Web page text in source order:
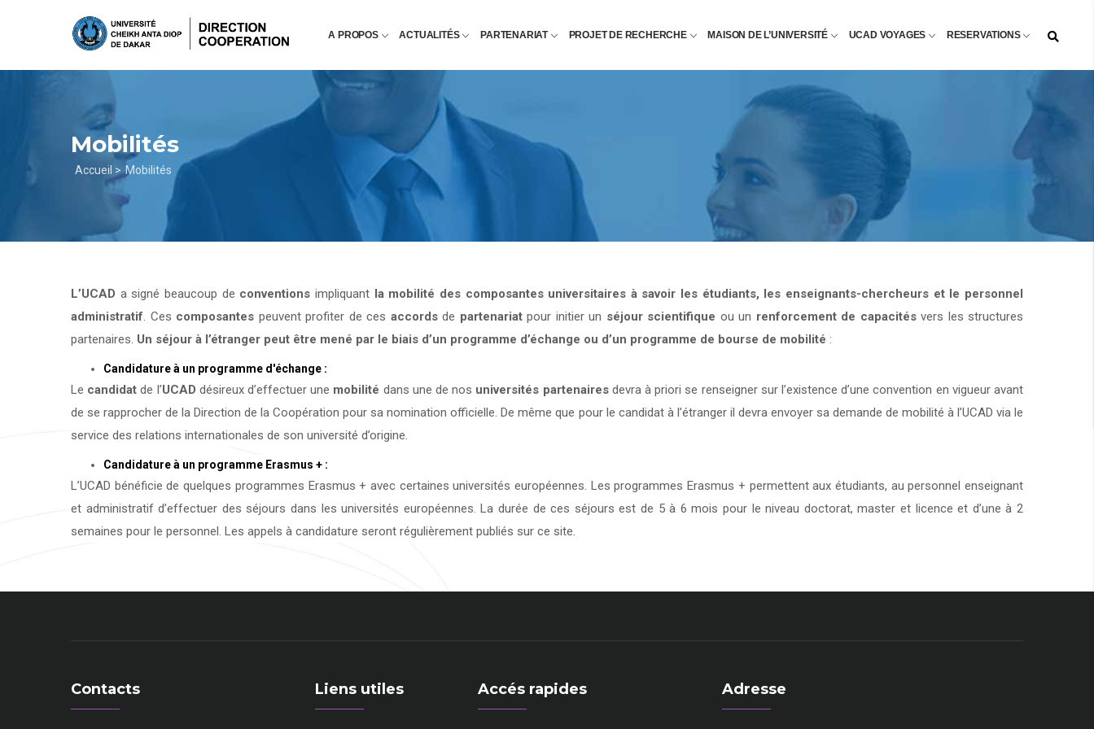
principal
A PROPOS ACTUALITÉS PARTENARIAT PROJET DE RECHERCHE MAISON DE L’UNIVERSITÉ UCAD VOYAGES RESERVATIONS
Mobilités
Fil
d'Ariane
Accueil > Mobilités
L’UCAD a signé beaucoup de conventions impliquant la mobilité des composantes universitaires à savoir les étudiants, les enseignants-chercheurs et le personnel
administratif. Ces composantes peuvent profiter de ces accordsde partenariatpour initier un séjour scientifique ou un renforcement de capacitésvers les structures
partenaires. Un séjour à l’étranger peut être mené par le biais d’un programme d’échange ou d’un programme de bourse de mobilité :
Candidature à un programme d'échange :
Le candidat de l’UCAD désireux d’effectuer une mobilité dans une de nos universités partenairesdevra à priori se renseigner sur l’existence d’une convention en vigueur avant
de se rapprocher de la Direction de la Coopération pour sa nomination officielle. De même que pour le candidat à l’étranger il devra envoyer sa demande de mobilité à l’UCAD via le
service des relations internationales de son université d’origine.
Candidature à un programme Erasmus + :
L’UCAD bénéficie de quelques programmes Erasmus + avec certaines universités européennes. Les programmes Erasmus + permettent aux étudiants, au personnel enseignant
et administratif d’effectuer des séjours dans les universités européennes. La durée de ces séjours est de 5 à 6 mois pour le niveau doctorat, master et licence et d’une à 2
semaines pour le personnel. Les appels à candidature seront régulièrement publiés sur ce site.
Contacts Liens utiles Accés rapides Adresse